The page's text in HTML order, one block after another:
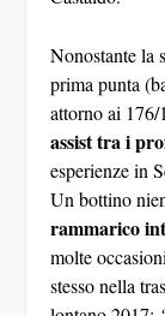
Nonostante la
prima punta
attorno ai
assist tra i
esperienze in
Un bottino
rammarico
molte
stesso nella
lontano 2017: